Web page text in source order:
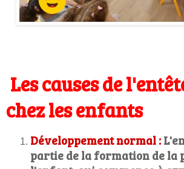
Les causes de
chez les enfants
Développement normal :
partie de la formation de la